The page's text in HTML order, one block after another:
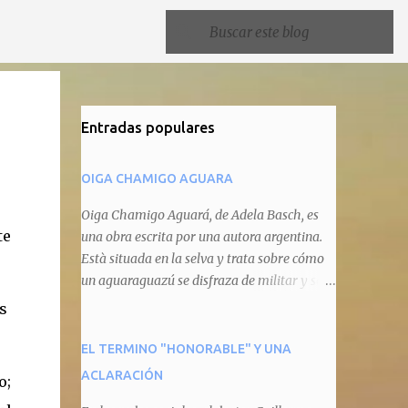
Entradas populares
OIGA CHAMIGO AGUARA
Oiga Chamigo Aguará, de Adela Basch, es
una obra escrita por una autora argentina.
Està situada en la selva y trata sobre cómo
un aguaraguazú se disfraza de militar y se
animal que pretenda circular por ahí. En
primera instancia aparece Teteu, el tero,
EL TERMINO "HONORABLE" Y UNA
ACLARACIÓN